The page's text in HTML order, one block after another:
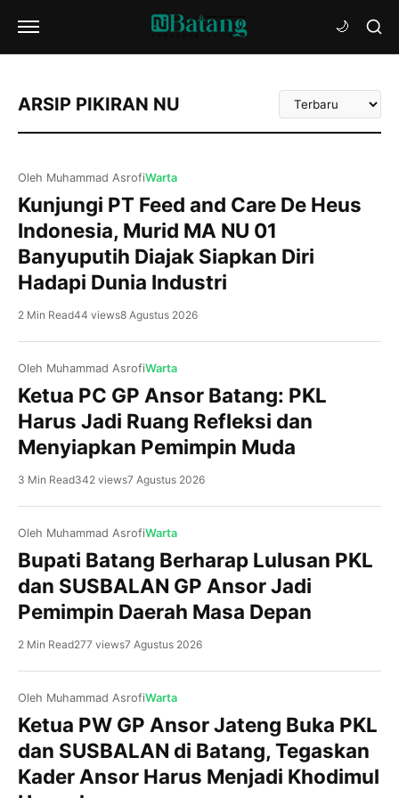
ARSIP PIKIRAN NU
Urutkan
Artikel
Oleh Muhammad AsrofiWarta
Kunjungi PT Feed and Care De Heus
Indonesia, Murid MA NU 01
Banyuputih Diajak Siapkan Diri
Hadapi Dunia Industri
Gringsing, NU Batang Pesatnya perkembangan kawasan
tantangan bagi generasi muda. Karena itu, murid MA NU
01 Banyuputih diajak mulai menyiapkan kompetensi diri
sejak bangku madrasah melalui kunjungan industri ke
PT Feed and Care De Heus Indonesia, Sabtu (8/8/2026).
Kegiatan yang diikuti ratusan murid tersebut menjadi
bagian dari program […]
2 Min Read44 views8 Agustus 2026
Oleh Muhammad AsrofiWarta
Ketua PC GP Ansor Batang: PKL
Harus Jadi Ruang Refleksi dan
Menyiapkan Pemimpin Muda
Kandeman, NU BatangKetua Pimpinan Cabang (PC) GP
Ansor Kabupaten Batang, H Mochammad Tolkhah
Danial, menegaskan bahwa Pelatihan Kepemimpinan
3 Min Read342 views7 Agustus 2026
Oleh Muhammad AsrofiWarta
Bupati Batang Berharap Lulusan PKL
dan SUSBALAN GP Ansor Jadi
Pemimpin Daerah Masa Depan
2 Min Read277 views7 Agustus 2026
Oleh Muhammad AsrofiWarta
Ketua PW GP Ansor Jateng Buka PKL
dan SUSBALAN di Batang, Tegaskan
Kader Ansor Harus Menjadi Khodimul